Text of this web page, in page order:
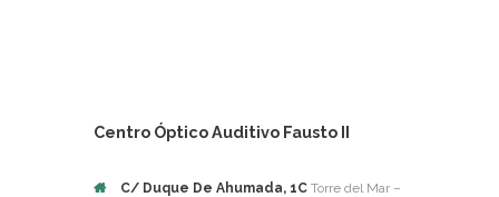
Centro Óptico Auditivo Fausto II
C/ Duque De Ahumada, 1C Torre del Mar –